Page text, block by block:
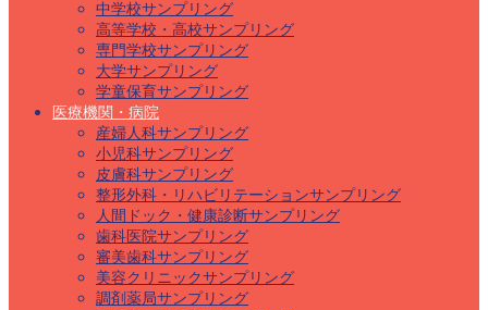
中学校サンプリング
高等学校・高校サンプリング
専門学校サンプリング
大学サンプリング
学童保育サンプリング
医療機関・病院
産婦人科サンプリング
小児科サンプリング
皮膚科サンプリング
整形外科・リハビリテーションサンプリング
人間ドック・健康診断サンプリング
歯科医院サンプリング
審美歯科サンプリング
美容クリニックサンプリング
調剤薬局サンプリング